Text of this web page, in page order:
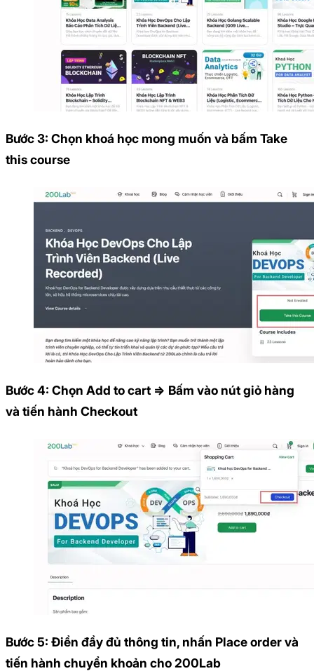
Bước 3: Chọn khoá học mong muốn và bấm Take
this course
Bước 4: Chọn Add to cart => Bấm vào nút giỏ hàng
và tiến hành Checkout
Bước 5: Điền đầy đủ thông tin, nhấn Place order và
tiến hành chuyển khoản cho 200Lab